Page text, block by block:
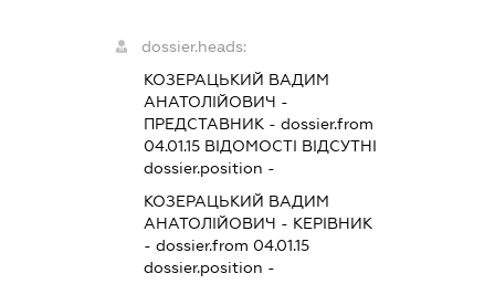
dossier.heads:
КОЗЕРАЦЬКИЙ ВАДИМ
АНАТОЛІЙОВИЧ -
ПРЕДСТАВНИК- dossier.from
04.01.15ВІДОМОСТІ ВІДСУТНІ
dossier.position -
КОЗЕРАЦЬКИЙ ВАДИМ
АНАТОЛІЙОВИЧ - КЕРІВНИК
- dossier.from 04.01.15
dossier.position -